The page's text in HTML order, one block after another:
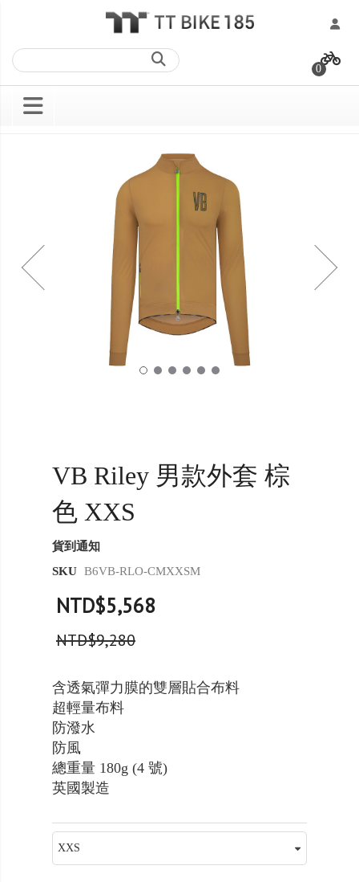
內
0
gallery
gallery
VB Riley 男款外套 棕
色 XXS
貨到通知
SKU B6VB-RLO-CMXXSM
NTD$5,568
NTD$9,280
含透氣彈力膜的雙層貼合布料
超輕量布料
防潑水
防風
總重量 180g (4 號)
英國製造